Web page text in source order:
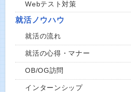
Webテスト対策
就活ノウハウ
就活の流れ
就活の心得・マナー
OB/OG訪問
インターンシップ